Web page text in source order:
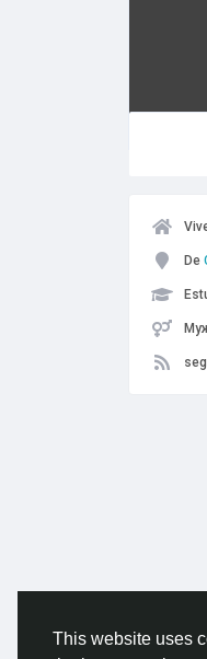
This website uses
De
© 2026